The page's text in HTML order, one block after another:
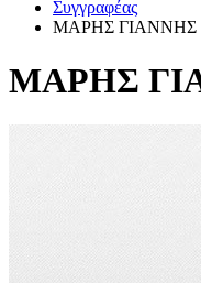
Συγγραφέας
ΜΑΡΗΣ ΓΙΑΝΝΗΣ
ΜΑΡΗΣ